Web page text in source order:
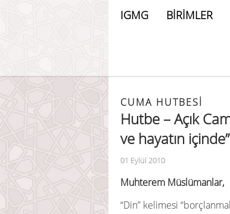
IGMG BİRİMLER
CUMA HUTBESİ
Hutbe – Açık
ve hayatın içinde”
01 Eylül 2010
Muhterem Müslümanlar,
“Din” kelimesi